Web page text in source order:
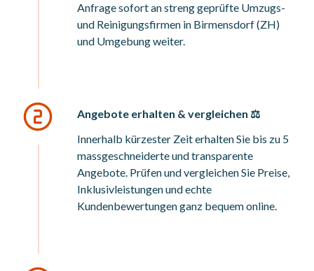
Anfrage sofort an streng geprüfte Umzugs-
und Reinigungsfirmen in Birmensdorf (ZH)
und Umgebung weiter.
Angebote erhalten & vergleichen ⚖️
Innerhalb kürzester Zeit erhalten Sie bis zu 5
massgeschneiderte und transparente
Angebote. Prüfen und vergleichen Sie Preise,
Inklusivleistungen und echte
Kundenbewertungen ganz bequem online.